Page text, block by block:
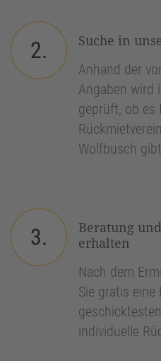
2.
Suche in
Anhand der
Angaben wird
geprüft, ob es
Wolfbusch
3.
Beratung
erhalten
Nach dem
Sie gratis
individuelle